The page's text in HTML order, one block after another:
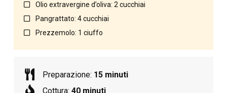
Olio extravergine d’oliva: 2 cucchiai
Pangrattato: 4 cucchiai
Prezzemolo: 1 ciuffo
Preparazione: 15 minuti
Cottura:40 minuti